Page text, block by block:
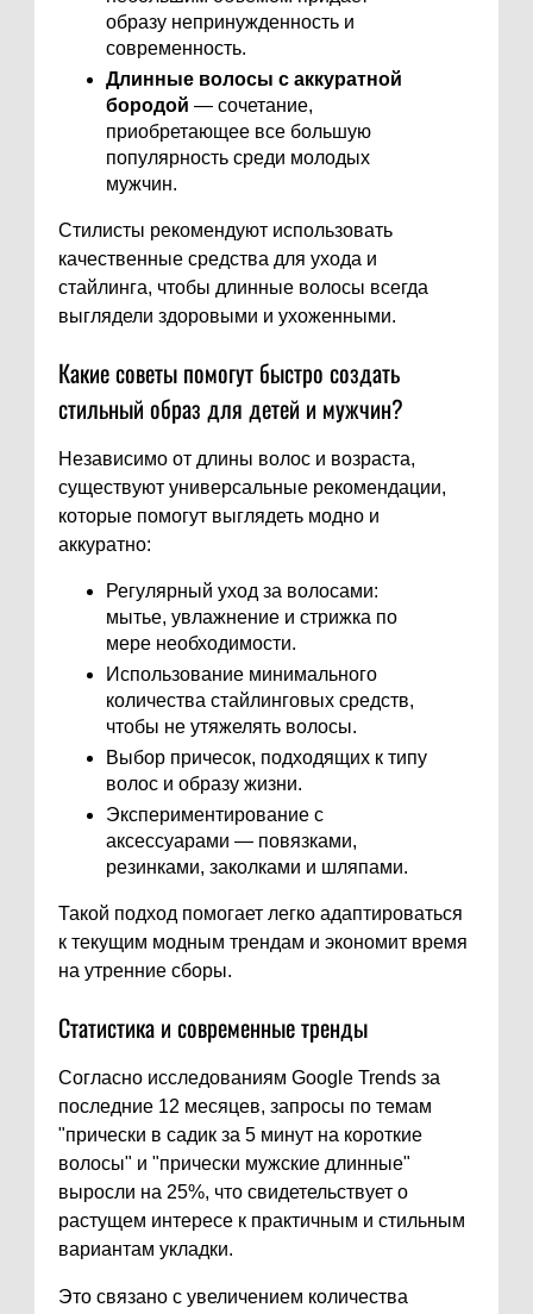
образу непринужденность и
современность.
Длинные волосы с аккуратной
бородой — сочетание,
приобретающее все большую
популярность среди молодых
мужчин.
Стилисты рекомендуют использовать
качественные средства для ухода и
стайлинга, чтобы длинные волосы всегда
выглядели здоровыми и ухоженными.
Какие советы помогут быстро создать
стильный образ для детей и мужчин?
Независимо от длины волос и возраста,
существуют универсальные рекомендации,
которые помогут выглядеть модно и
аккуратно:
Регулярный уход за волосами:
мытье, увлажнение и стрижка по
мере необходимости.
Использование минимального
количества стайлинговых средств,
чтобы не утяжелять волосы.
Выбор причесок, подходящих к типу
волос и образу жизни.
Экспериментирование с
аксессуарами — повязками,
резинками, заколками и шляпами.
Такой подход помогает легко адаптироваться
к текущим модным трендам и экономит время
на утренние сборы.
Статистика и современные тренды
Согласно исследованиям Google Trends за
последние 12 месяцев, запросы по темам
"прически в садик за 5 минут на короткие
волосы" и "прически мужские длинные"
выросли на 25%, что свидетельствует о
растущем интересе к практичным и стильным
вариантам укладки.
Это связано с увеличением количества